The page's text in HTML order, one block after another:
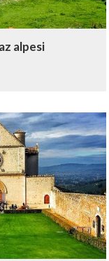
alpesi